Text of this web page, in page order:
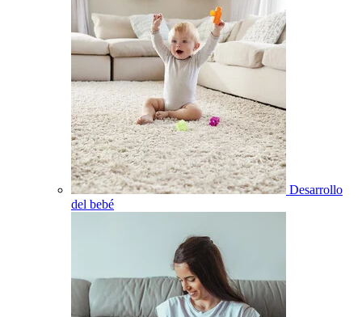
Desarrollo
del bebé